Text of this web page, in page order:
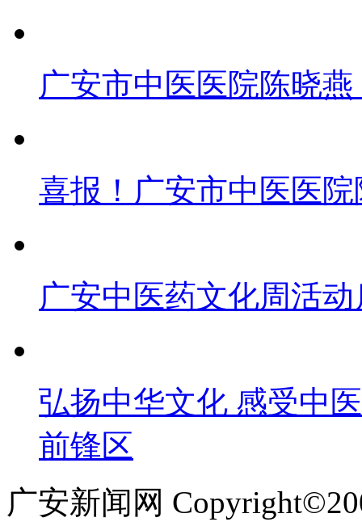
广安市中医医院陈晓
喜报！广安市中医医
广安中医药文化周活
弘扬中华文化 感受中
前锋区
广安新闻网